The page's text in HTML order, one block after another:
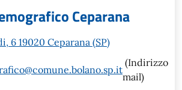
Ceparana
6 19020 Ceparana (SP)
(Indirizzo
mail)